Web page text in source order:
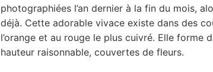
photographiées l’an dernier à la fin du mois,
déjà. Cette adorable vivace existe dans des
l’orange et au rouge le plus cuivré. Elle forme
hauteur raisonnable, couvertes de fleurs.